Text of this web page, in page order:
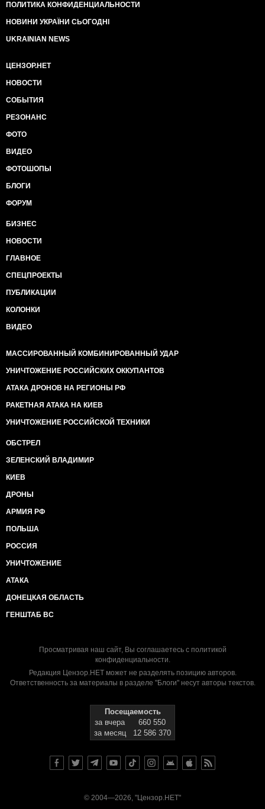
ПОЛИТИКА КОНФИДЕНЦИАЛЬНОСТИ
НОВИНИ УКРАЇНИ СЬОГОДНІ
UKRAINIAN NEWS
ЦЕНЗОР.НЕТ
НОВОСТИ
СОБЫТИЯ
РЕЗОНАНС
ФОТО
ВИДЕО
ФОТОШОПЫ
БЛОГИ
ФОРУМ
БИЗНЕС
НОВОСТИ
ГЛАВНОЕ
СПЕЦПРОЕКТЫ
ПУБЛИКАЦИИ
КОЛОНКИ
ВИДЕО
МАССИРОВАННЫЙ КОМБИНИРОВАННЫЙ УДАР
УНИЧТОЖЕНИЕ РОССИЙСКИХ ОККУПАНТОВ
АТАКА ДРОНОВ НА РЕГИОНЫ РФ
РАКЕТНАЯ АТАКА НА КИЕВ
УНИЧТОЖЕНИЕ РОССИЙСКОЙ ТЕХНИКИ
ОБСТРЕЛ
ЗЕЛЕНСКИЙ ВЛАДИМИР
КИЕВ
ДРОНЫ
АРМИЯ РФ
ПОЛЬША
РОССИЯ
УНИЧТОЖЕНИЕ
АТАКА
ДОНЕЦКАЯ ОБЛАСТЬ
ГЕНШТАБ ВС
Просматривая наш сайт, Вы соглашаетесь с политикой
конфиденциальности.
Редакция Цензор.НЕТ может не разделять позицию авторов.
Ответственность за материалы в разделе "Блоги" несут авторы текстов.
Посещаемость
за вчера
660 550
за месяц
12 586 370
© 2004—2026, "Цензор.НЕТ"